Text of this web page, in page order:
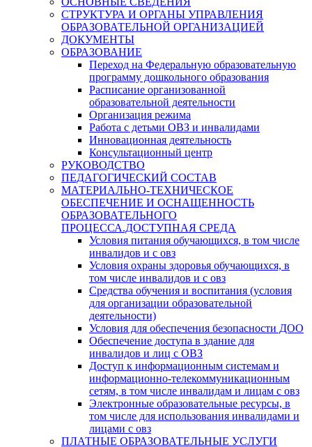
СТРУКТУРА И ОРГАНЫ УПРАВЛЕНИЯ
ОБРАЗОВАТЕЛЬНОЙ ОРГАНИЗАЦИЕЙ
ДОКУМЕНТЫ
ОБРАЗОВАНИЕ
Переход на Федеральную образовательную
программу дошкольного образования
Расписание организованной
образовательной деятельности
Организация режима
Работа с детьми ОВЗ и инвалидами
Инновационная деятельность
Консультационный центр
РУКОВОДСТВО
ПЕДАГОГИЧЕСКИЙ СОСТАВ
МАТЕРИАЛЬНО-ТЕХНИЧЕСКОЕ
ОБЕСПЕЧЕНИЕ И ОСНАЩЕННОСТЬ
ОБРАЗОВАТЕЛЬНОГО
ПРОЦЕССА.ДОСТУПНАЯ СРЕДА
Условия питания обучающихся, в том числе
инвалидов и с овз
Условия охраны здоровья обучающихся, в
том числе инвалидов и с овз
Средства обучения и воспитания (условия
для организации образовательной
деятельности)
Условия для обеспечения безопасности ДОО
Обеспечение доступа в здание для
инвалидов и лиц с ОВЗ
Доступ к информационным системам и
информационно-телекоммуникационным
сетям, в том числе инвалидам и лицам с овз
Электронные образовательные ресурсы, в
том числе для использования инвалидами и
лицами с овз
ПЛАТНЫЕ ОБРАЗОВАТЕЛЬНЫЕ УСЛУГИ